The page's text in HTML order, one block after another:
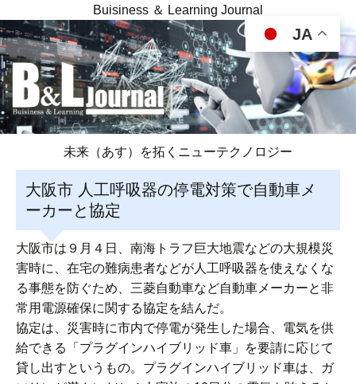
Buisiness ＆ Learning Journal
未来（あす）を拓くニューテクノロジー
大阪市 人工呼吸器の停電対策で自動車メ
ーカーと協定
大阪市は９月４日、南海トラフ巨大地震などの大規模災
害時に、在宅の難病患者などが人工呼吸器を使えなくな
る事態を防ぐため、三菱自動車など自動車メーカーと非
常用電源確保に関する協定を結んだ。
協定は、災害時に市内で停電が発生した場合、電気を供
給できる「プラグインハイブリッド車」を要請に応じて
貸し出すというもの。プラグインハイブリッド車は、ガ
JA